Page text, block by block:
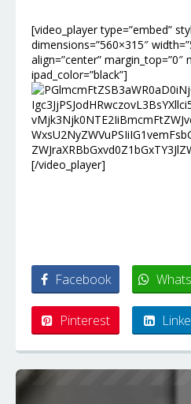
[video_player type=”embed”
dimensions=”560×315″
align=”center” margin_top=”0″
ipad_color=”black”]
[/video_player]
Facebook
Pinterest